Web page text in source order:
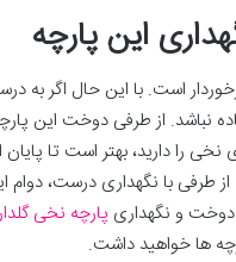
این پارچه
است. با این حال اگر به
نباشد. از طرفی دوخت این
دارید، بهتر است تا پایان
با نگهداری درست، دوام
و نگهداری پارچه نخی
ها خواهید داشت.